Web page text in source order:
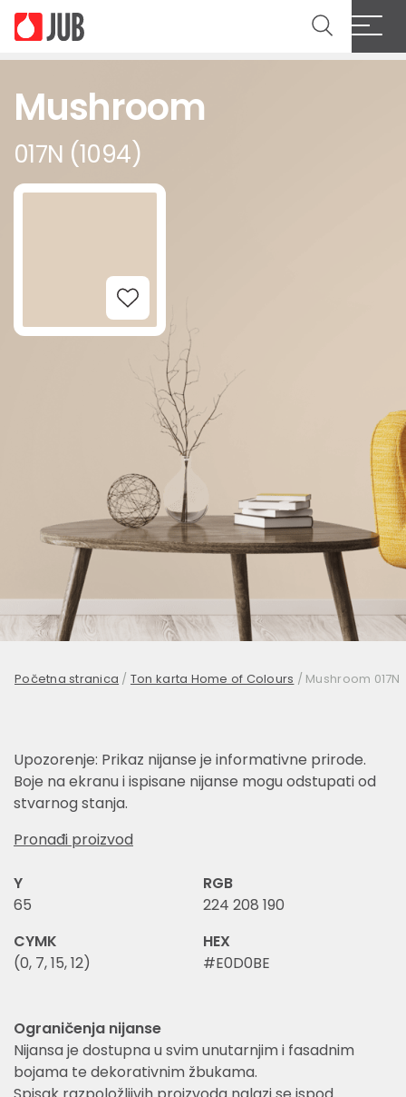
Mushroom
017N (1094)
Add to Wishlist
Početna stranica / Ton karta Home of Colours / Mushroom 017N
Upozorenje: Prikaz nijanse je informativne prirode.
Boje na ekranu i ispisane nijanse mogu odstupati od
stvarnog stanja.
Pronađi proizvod
Y
65
RGB
224 208 190
CYMK
(0, 7, 15, 12)
HEX
#E0D0BE
Ograničenja nijanse
Nijansa je dostupna u svim unutarnjim i fasadnim
bojama te dekorativnim žbukama.